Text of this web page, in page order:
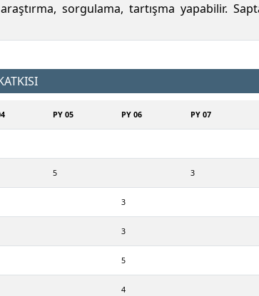
sorgulama, tartışma yapabilir.
PY 05 PY 06 PY 07
5 3
3
3
5
4